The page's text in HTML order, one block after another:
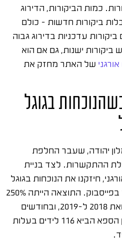
כמות הביקורות, הדירוג
ביקורות חדשות – כולם
עדכניות בדירוג גבוה
ישנות, גם אם הוא
של האתר מחזק את
בגוגל
יהודה, שעבר החלפת
ההתקשרות. לצד בניית
חיזקנו את הנוכחות בגוגל
ושילבנו קמפיין ספא ממוקד בפייסבוק. התוצאה הייתה 250%
יותר הזמנות מהאתר בהשוואת 2018 ל-2019, ובחודשים
מסוימים מעל 400%. קמפיין הספא הביא 116 לידים בעלות